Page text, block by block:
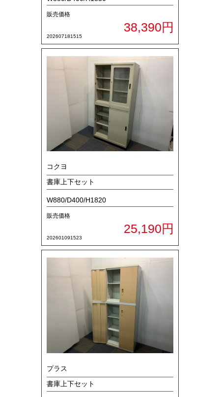
38,390円
販売価格
202607181515
25,190円
コクヨ
書庫上下セット
W880/D400/H1820
販売価格
202601091523
プラス
書庫上下セット